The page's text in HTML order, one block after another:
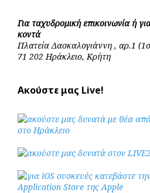
Για ταχυδρομική επικοινωνία ή
κοντά
Πλατεία Δασκαλογιάννη , αρ.1
71 202 Ηράκλειο, Κρήτη
Ακούστε μας Live!